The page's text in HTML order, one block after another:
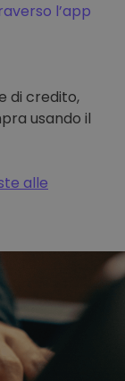
l’app
di credito,
usando il
alle